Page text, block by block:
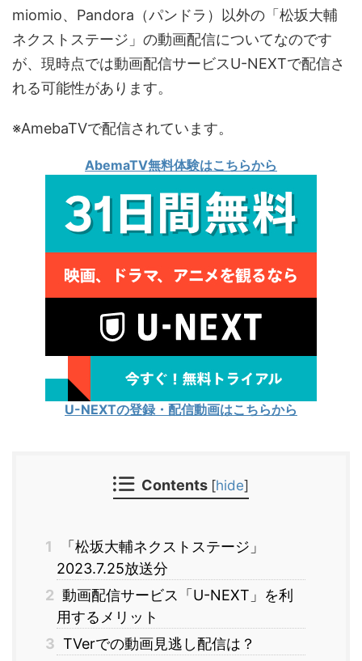
miomio、Pandora（パンドラ）以外の「松坂大輔
ネクストステージ」の動画配信についてなのです
が、現時点では動画配信サービスU-NEXTで配信さ
れる可能性があります。
※AmebaTVで配信されています。
AbemaTV無料体験はこちらから
U-NEXTの登録・配信動画はこちらから
Contents [hide]
1
「松坂大輔ネクストステージ」
2023.7.25放送分
2 動画配信サービス「U-NEXT」を利
用するメリット
3 TVerでの動画見逃し配信は？